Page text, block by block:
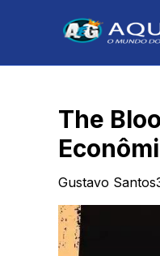
The
Gustavo Santos